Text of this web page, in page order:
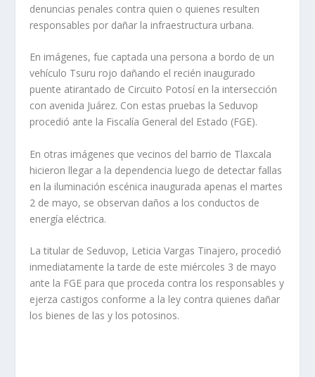
denuncias penales contra quien o quienes resulten
responsables por dañar la infraestructura urbana.
En imágenes, fue captada una persona a bordo de un
vehículo Tsuru rojo dañando el recién inaugurado
puente atirantado de Circuito Potosí en la intersección
con avenida Juárez. Con estas pruebas la Seduvop
procedió ante la Fiscalía General del Estado (FGE).
En otras imágenes que vecinos del barrio de Tlaxcala
hicieron llegar a la dependencia luego de detectar fallas
en la iluminación escénica inaugurada apenas el martes
2 de mayo, se observan daños a los conductos de
energía eléctrica.
La titular de Seduvop, Leticia Vargas Tinajero, procedió
inmediatamente la tarde de este miércoles 3 de mayo
ante la FGE para que proceda contra los responsables y
ejerza castigos conforme a la ley contra quienes dañar
los bienes de las y los potosinos.